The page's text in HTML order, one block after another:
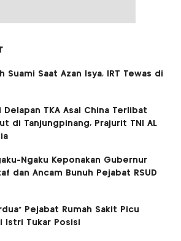
Suami Saat Azan Isya, IRT Tewas di
TKA Asal China Terlibat
di Tanjungpinang, Prajurit TNI AL
Ngaku Keponakan Gubernur
dan Ancam Bunuh Pejabat RSUD
Pejabat Rumah Sakit Picu
Istri Tukar Posisi